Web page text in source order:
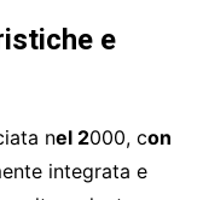
e
nel 2000, con
integrata e